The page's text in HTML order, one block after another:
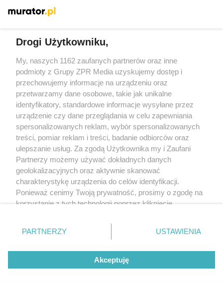
Drogi Użytkowniku,
My, naszych 1162 zaufanych partnerów oraz inne
podmioty z Grupy ZPR Media uzyskujemy dostęp i
przechowujemy informacje na urządzeniu oraz
przetwarzamy dane osobowe, takie jak unikalne
identyfikatory, standardowe informacje wysyłane przez
urządzenie czy dane przeglądania w celu zapewniania
spersonalizowanych reklam, wybór spersonalizowanych
treści, pomiar reklam i treści, badanie odbiorców oraz
ulepszanie usług. Za zgodą Użytkownika my i Zaufani
Partnerzy możemy używać dokładnych danych
geolokalizacyjnych oraz aktywnie skanować
charakterystykę urządzenia do celów identyfikacji.
Ponieważ cenimy Twoją prywatność, prosimy o zgodę na
korzystanie z tych technologii poprzez kliknięcie
zmienić/wycofać klikając przycisk ustawień prywatności
znajdujący się w lewym dolnym rogu strony
rodzaje przetwarzania danych nie wymagają zgody
użytkownika, ale masz prawo sprzeciwić się takiemu
przetwarzaniu. Preferencje będą miały zastosowanie tylko
PARTNERZY USTAWIENIA
Akceptuję